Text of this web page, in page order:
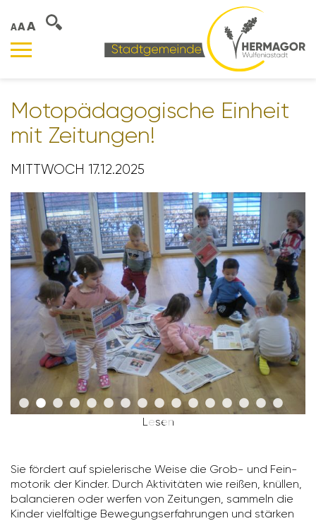
AAA
Moto­päd­ago­gi­sche Einheit
mit Zeitungen!
MITTWOCH 17.12.2025
Lesen
Sie fördert auf spie­le­ri­sche Weise die Grob- und Fein­
mo­torik der Kinder. Durch Akti­vi­täten wie reißen, knüllen,
balan­cieren oder werfen von Zeitungen, sammeln die
Kinder viel­fäl­tige Bewe­gungs­er­fah­rungen und stärken